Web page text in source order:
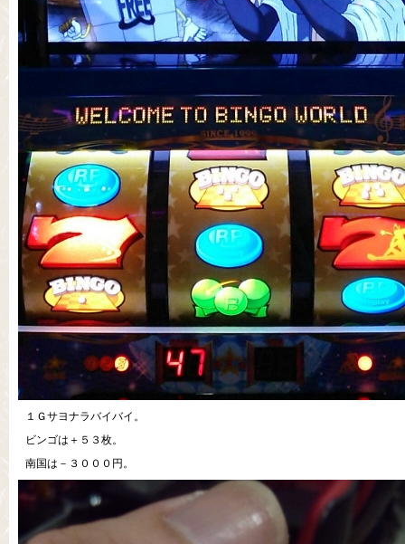
１Ｇサヨナラバイバイ。
ビンゴは＋５３枚。
南国は－３０００円。